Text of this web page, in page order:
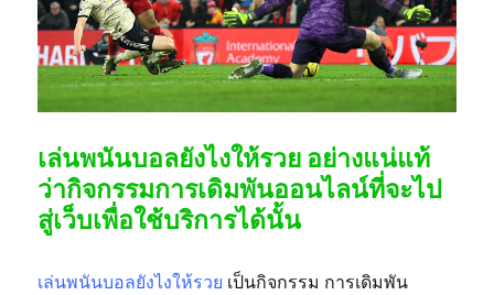
เล่นพนันบอลยังไงให้รวย อย่างแน่แท้
ว่ากิจกรรมการเดิมพันออนไลน์ที่จะไป
สู่เว็บเพื่อใช้บริการได้นั้น
เล่นพนันบอลยังไงให้รวย เป็นกิจกรรม การเดิมพัน